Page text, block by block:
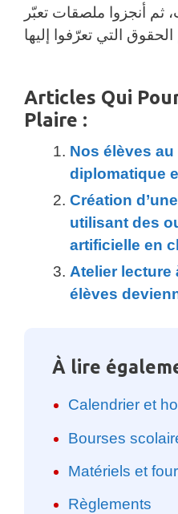
أنجزوا ملصقات تعبّر
Articles Qui
Plaire :
Nos élèves
diplomatique
Création
utilisant des
artificielle en
Atelier lecture
élèves
À lire
Calendrier et
Bourses
Matériels et
Règlements